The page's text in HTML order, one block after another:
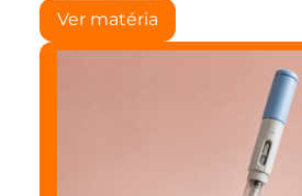
Ver matéria